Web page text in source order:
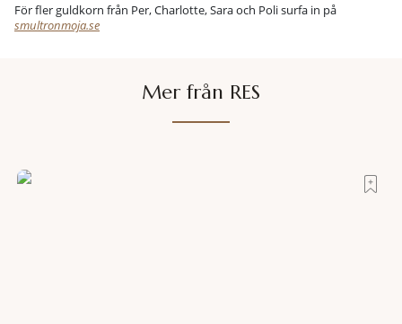
För fler guldkorn från Per, Charlotte, Sara och Poli surfa in på
smultronmoja.se
Mer från RES